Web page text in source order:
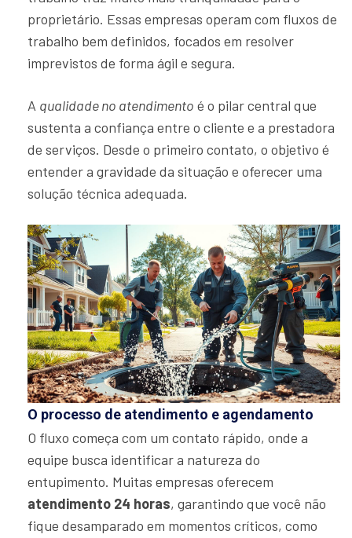
proprietário. Essas empresas operam com fluxos de
trabalho bem definidos, focados em resolver
imprevistos de forma ágil e segura.
A qualidade no atendimento é o pilar central que
sustenta a confiança entre o cliente e a prestadora
de serviços. Desde o primeiro contato, o objetivo é
entender a gravidade da situação e oferecer uma
solução técnica adequada.
O processo de atendimento e agendamento
O fluxo começa com um contato rápido, onde a
equipe busca identificar a natureza do
entupimento. Muitas empresas oferecem
atendimento 24 horas, garantindo que você não
fique desamparado em momentos críticos, como